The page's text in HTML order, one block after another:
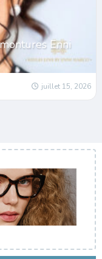
Enni
juillet 15, 2026